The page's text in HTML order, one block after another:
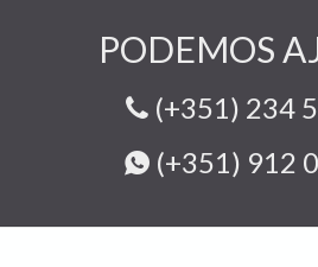
PODEMOS
(+351) 234
(+351) 912